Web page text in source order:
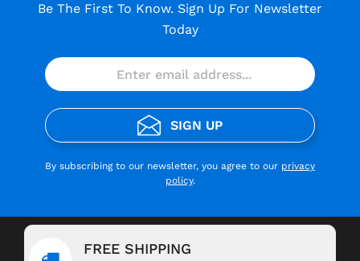
Be The First To Know. Sign Up For Newsletter
Today
SIGN UP
By subscribing to our newsletter, you agree to our privacy
policy.
FREE SHIPPING